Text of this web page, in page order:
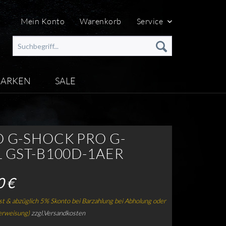
Mein Konto Warenkorb Service
SALE
G-SHOCK PRO G-
GST-B100D-1AER
€
& abzüglich 5% Skonto bei Barzahlung bei Abholung oder
zzgl.Versandkosten